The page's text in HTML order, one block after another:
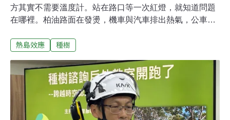
方其實不需要溫度計。站在路口等一次紅燈，就知道問題
在哪裡。柏油路面在發燙，機車與汽車排出熱氣，公車站
切成一段一段。旁邊可能有幾棵行道樹，但樹冠太小，遮
地方政府又先擔心倒伏和民怨，修剪到只剩幾根枝條。這
種城市，不會因為多辦幾場植樹活動就變涼。環境部彭啟
明部長近期提出都市林與都市種樹計畫，想用綠蔭、遮蔽
和植栽降溫，回應越來越嚴重的都市高溫。方向本身可以
理解。台灣城市太熱，早已超出舒適度問題，牽涉公共健
熱島效應 種樹